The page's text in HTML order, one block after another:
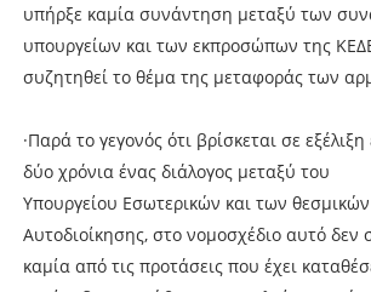
υπήρξε καμία συνάντηση μεταξύ των
υπουργείων και των εκπροσώπων της
συζητηθεί το θέμα της μεταφοράς των
·Παρά το γεγονός ότι βρίσκεται σε
δύο χρόνια ένας διάλογος μεταξύ του
Υπουργείου Εσωτερικών και των
Αυτοδιοίκησης, στο νομοσχέδιο αυτό δεν
καμία από τις προτάσεις που έχει